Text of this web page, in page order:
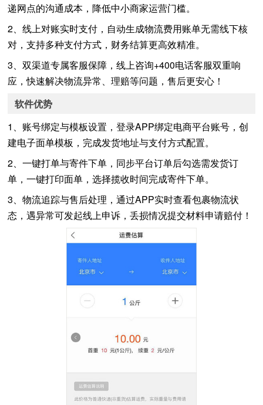
递网点的沟通成本，降低中小商家运营门槛。
2、线上对账实时支付，自动生成物流费用账单无需线下核
对，支持多种支付方式，财务结算更高效精准。
3、双渠道专属客服保障，线上咨询+400电话客服双重响
应，快速解决物流异常、理赔等问题，售后更安心！
软件优势
1、账号绑定与模板设置，登录APP绑定电商平台账号，创
建电子面单模板，完成发货地址与支付方式配置。
2、一键打单与寄件下单，同步平台订单后勾选需发货订
单，一键打印面单，选择揽收时间完成寄件下单。
3、物流追踪与售后处理，通过APP实时查看包裹物流状
态，遇异常可发起线上申诉，丢损情况提交材料申请赔付！